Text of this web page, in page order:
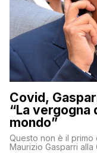
Covid,
“La vergogna
mondo”
Questo non è il primo
Maurizio Gasparri